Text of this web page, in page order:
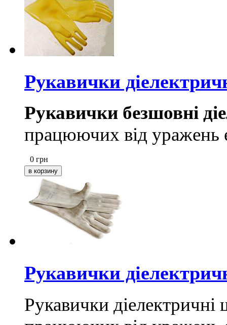
Рукавички
Рукавички безшовні
працюючих від уражень
0 грн
Рукавички
Рукавички діелектричні